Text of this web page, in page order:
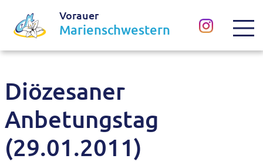
Vorauer
Marienschwestern
Diözesaner
Anbetungstag
(29.01.2011)